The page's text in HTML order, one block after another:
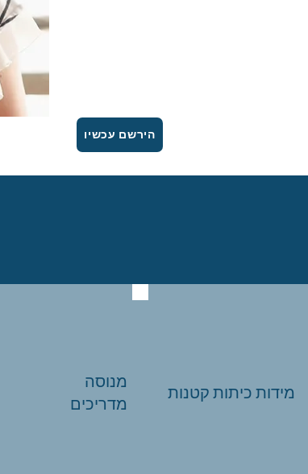
הירשם עכשיו
מנוסה
מדריכים
מידות כיתות קטנות